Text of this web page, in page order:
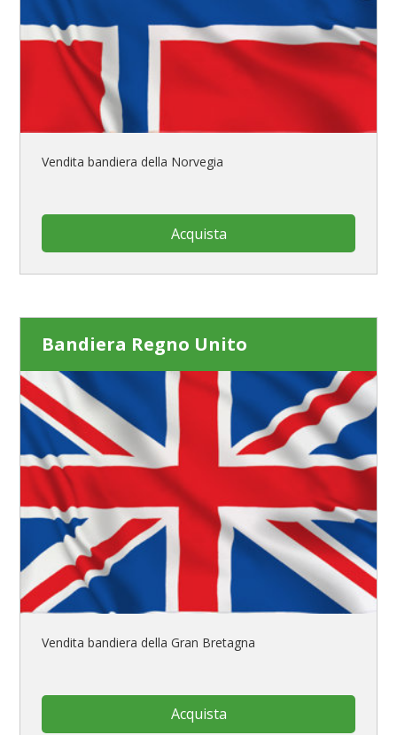
Vendita bandiera della Norvegia
Acquista
Bandiera Regno Unito
Vendita bandiera della Gran Bretagna
Acquista